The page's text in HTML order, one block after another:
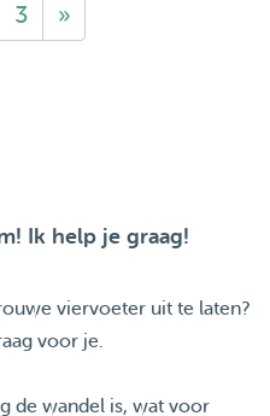
3 »
Ik help je graag!
viervoeter uit te laten?
voor je.
de wandel is, wat voor